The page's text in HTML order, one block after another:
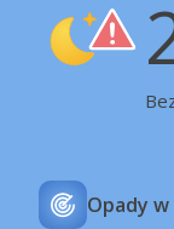
Opady